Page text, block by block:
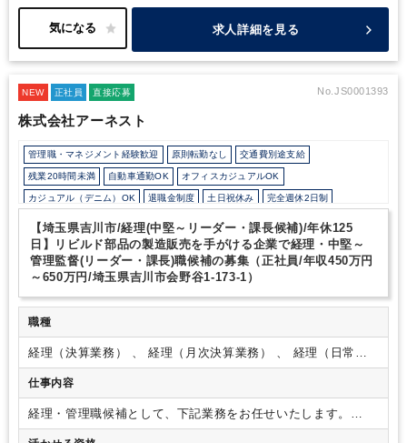
ートを通じて自分自身も成長したい」とお考えの方、ぜひご応募く
ださい！
求人詳細を見る
NEW 正社員 直接応募 No.JS0001393
株式会社アーネスト
管理職・マネジメント経験歓迎 原則転勤なし 交通費別途支給
残業20時間未満 自動車通勤OK オフィスカジュアルOK
カジュアル（デニム）OK 退職金制度 土日祝休み 完全週休2日制
年間休日120日以上
【埼玉県吉川市/経理(中堅～リーダー・課長候補)/年休125
日】リビルド部品の製造販売を手がける企業で経理・中堅～
管理監督(リーダー・課長)職候補の募集（正社員/年収450万円
～650万円/埼玉県吉川市会野谷1-173-1）
職種
経理（決算業務） 、 経理（月次決算業務） 、 経理（日常業
務）
仕事内容
経理・管理職候補として、下記業務をお任せいたします。
【具体的な業務内容】・伝票起票・売掛買掛管理・振込業